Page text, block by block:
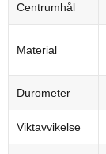
Centrumhål
Material
Durometer
Viktavvikelse